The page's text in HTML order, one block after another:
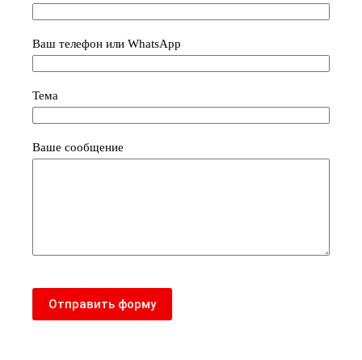
Ваш телефон или WhatsApp
Тема
Ваше сообщение
Отправить форму